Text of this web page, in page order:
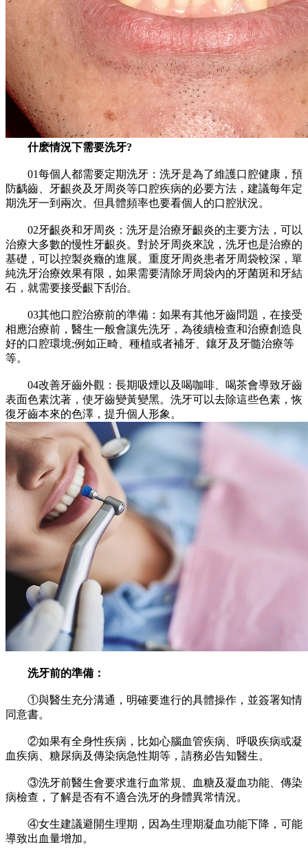
什麽情況下需要洗牙?
01每個人都需要定期洗牙：洗牙是為了維護口腔健康，預
防齲齒、牙齦炎及牙周炎等口腔疾病的必要方法，建議每年定
期洗牙一到兩次。但具體頻率也要看個人的口腔狀況。
02牙齦炎和牙周炎：洗牙是治療牙齦炎的主要方法，可以
治療大多數的慢性牙齦炎。對於牙周炎來說，洗牙也是治療的
基礎，可以控製炎癥的進展。重度牙周炎患者牙周袋較深，單
純洗牙治療效果有限，如果需要清除牙周袋內的牙菌斑和牙結
石，就需要接受齦下刮治。
03其他口腔治療前的準備：如果有其他牙齒問題，在接受
相應治療前，醫生一般會讓先洗牙，為後續檢查和治療創造良
好的口腔環境;例如正畸、種植或者補牙、鑲牙及牙髓治療等
等。
04改善牙齒外觀：長期吸煙以及喝咖啡、喝茶會導致牙齒
表面色素沈著，使牙齒變黃變黑。洗牙可以去除這些色素，恢
復牙齒本來的色澤，提升個人形象。
洗牙前的準備：
①與醫生充分溝通，明確要進行的具體操作，並簽署知情
同意書。
②如果有全身性疾病，比如心腦血管疾病、呼吸疾病或凝
血疾病、糖尿病及傳染病急性期等，請務必告知醫生。
③洗牙前醫生會要求進行血常規、血糖及凝血功能、傳染
病檢查，了解是否有不適合洗牙的身體異常情況。
④女生建議避開生理期，因為生理期凝血功能下降，可能
導致出血量增加。